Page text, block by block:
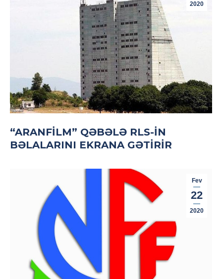
2020
“ARANFILM” QƏBƏLƏ RLS-IN
BƏLALARINI EKRANA GƏTIRIR
Fev
22
2020